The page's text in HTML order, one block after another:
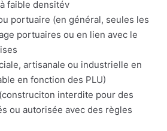
faible densitév
portuaire (en général, seules les
portuaires ou en lien avec le
artisanale ou industrielle en
en fonction des PLU)
interdite pour des
ou autorisée avec des règles